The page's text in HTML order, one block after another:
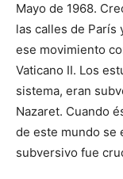
Mayo de 1968.
las calles de París
ese movimiento
Vaticano II. Los
sistema, eran
Nazaret. Cuando
de este mundo se
subversivo fue